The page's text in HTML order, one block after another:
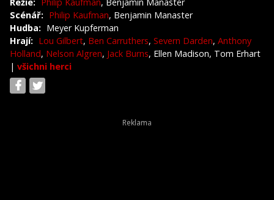
Scénář: Philip Kaufman, Benjamin Manaster
Hudba: Meyer Kupferman
Hrají: Lou Gilbert, Ben Carruthers, Severn Darden, Anthony
Holland, Nelson Algren, Jack Burns, Ellen Madison, Tom Erhart
| všichni herci